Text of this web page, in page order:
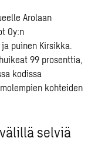
Arolaan
Oy:n
puinen Kirsikka.
99 prosenttia,
kodissa
kohteiden
selviä